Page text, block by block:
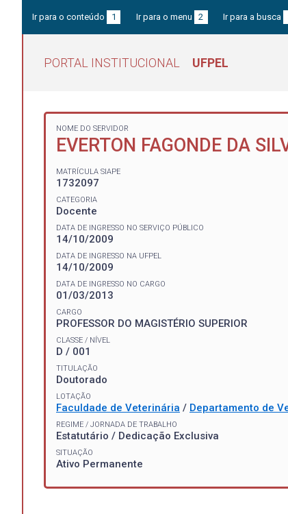
Ir para o conteúdo 1 Ir para o menu 2 Ir para a busca
PORTAL INSTITUCIONAL UFPEL
NOME DO SERVIDOR
EVERTON FAGONDE DA
MATRÍCULA SIAPE
1732097
CATEGORIA
Docente
DATA DE INGRESSO NO SERVIÇO PÚBLICO
14/10/2009
DATA DE INGRESSO NA UFPEL
14/10/2009
DATA DE INGRESSO NO CARGO
01/03/2013
CARGO
PROFESSOR DO MAGISTÉRIO SUPERIOR
CLASSE / NÍVEL
D / 001
TITULAÇÃO
Doutorado
LOTAÇÃO
Faculdade de Veterinária / Departamento de
REGIME / JORNADA DE TRABALHO
Estatutário / Dedicação Exclusiva
SITUAÇÃO
Ativo Permanente